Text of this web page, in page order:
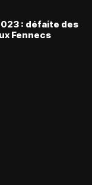
: défaite des
Fennecs